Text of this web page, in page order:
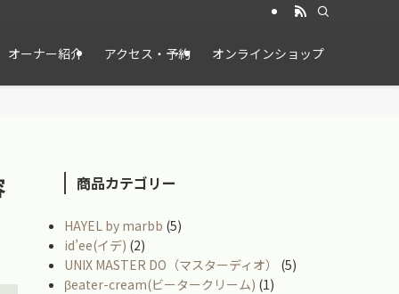
オーナー紹介 アクセス・予約 オンラインショップ
商品カテゴリー
HAYEL by marbb (5)
id’ee(イデ) (2)
UNIX MASTER DO（マスターディオ）
(5)
βeater-cream(ビータークリーム) (1)